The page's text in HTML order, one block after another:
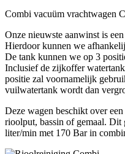
Combi vacuüm vrachtwagen
Onze nieuwste aanwinst is
Hierdoor kunnen we
De tank kunnen we op 3
Inclusief de zijkoffer
positie zal voornamelijk
vuilwatertank wordt dan
Deze wagen beschikt over
rioolput, bassin of gemaal. Dit
liter/min met 170 Bar in